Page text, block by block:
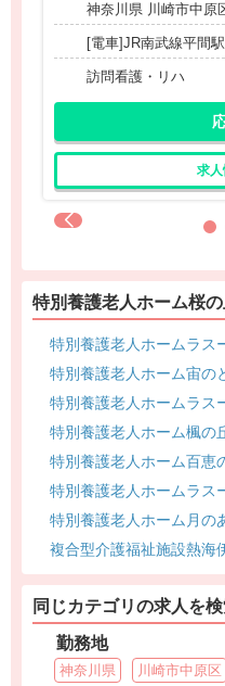
神奈川県 川崎市中原
[電車]JR南武線平間
訪問看護・リハ
求
特別養護老人ホーム桜
特別養護老人ホームラス
特別養護老人ホーム宙の
特別養護老人ホームラス
特別養護老人ホーム楓の
特別養護老人ホーム百恵
特別養護老人ホームラス
特別養護老人ホーム月の
複合型介護福祉施設熱海
同じカテゴリの求人を
勤務地
神奈川県 川崎市中原区